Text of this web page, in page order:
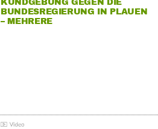
KUNDGEBUNG GEGEN DIE
BUNDESREGIERUNG IN PLAUEN
– MEHRERE